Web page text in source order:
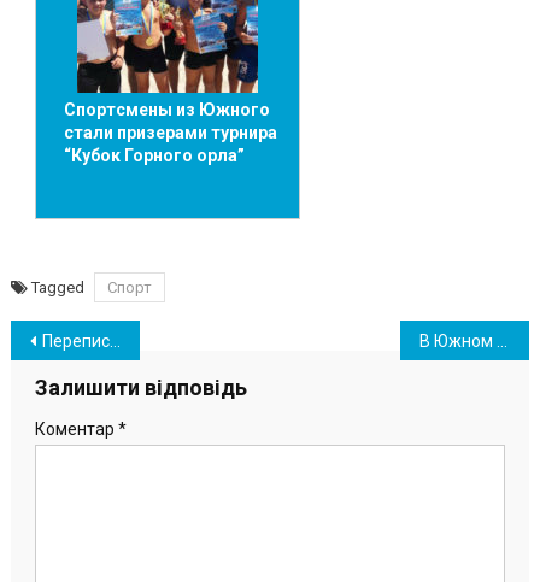
Спортсмены из Южного
стали призерами турнира
“Кубок Горного орла”
Tagged Спорт
Навігація
записів
Перепись населения Украины-2023: о чем будут спрашивать у украинцев? В Южном озвучили среднюю зарплату на основных предприятиях и численность работников
Залишити відповідь
Коментар *